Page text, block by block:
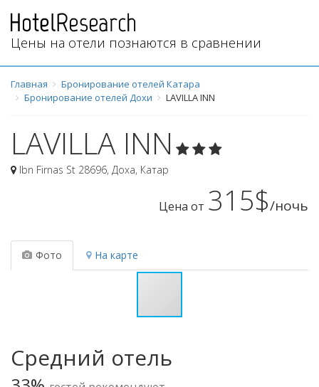
Цены на отели познаются в сравнении
Главная
Бронирование отелей Катара
Бронирование отелей Дохи
LAVILLA INN
LAVILLA INN
Ibn Firnas St 28696, Доха, Катар
Цена от 315$/ночь
Фото На карте
Средний отель